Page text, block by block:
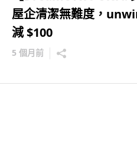
屋企清潔無難度，
減 $100
5 個月前